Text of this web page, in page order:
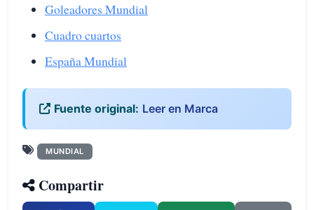
Goleadores Mundial
Cuadro cuartos
España Mundial
Fuente original: Leer en Marca
MUNDIAL
Compartir